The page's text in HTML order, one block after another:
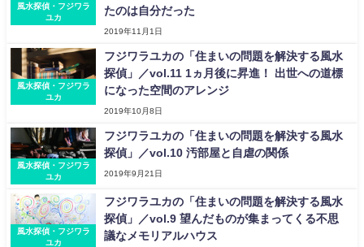
風水探偵・フジワラ
ユカ
たのは自分だった
2019年11月1日
風水探偵・フジワラ
ユカ
フジワラユカの「住まいの問題を解決する風水
探偵」／vol.11 1ヵ月後に昇進！ 出世への道標
になった空間のアレンジ
2019年10月8日
風水探偵・フジワラ
ユカ
フジワラユカの「住まいの問題を解決する風水
探偵」／vol.10 汚部屋と自虐の関係
2019年9月21日
風水探偵・フジワラ
ユカ
フジワラユカの「住まいの問題を解決する風水
探偵」／vol.9 望んだものが集まってくる不思
議なメモリアルハウス